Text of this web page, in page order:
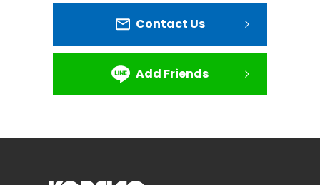
Contact Us
Add Friends